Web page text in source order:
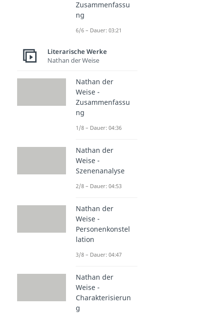
Zusammenfassu
ng
6/6 – Dauer: 03:21
Literarische Werke
Nathan der Weise
Nathan der
Weise -
Zusammenfassu
ng
1/8 – Dauer: 04:36
Nathan der
Weise -
Szenenanalyse
2/8 – Dauer: 04:53
Nathan der
Weise -
Personenkonstel
lation
3/8 – Dauer: 04:47
Nathan der
Weise -
Charakterisierun
g